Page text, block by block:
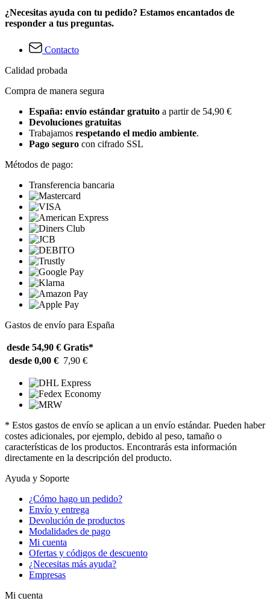
¿Necesitas ayuda con tu pedido? Estamos encantados de
responder a tus preguntas.
Contacto
Calidad probada
Compra de manera segura
España: envío estándar gratuito a partir de 54,90 €
Devoluciones gratuitas
Trabajamos respetando el medio ambiente.
Pago seguro con cifrado SSL
Métodos de pago:
Transferencia bancaria
Gastos de envío para España
desde 54,90 € Gratis*
desde 0,00 € 7,90 €
* Estos gastos de envío se aplican a un envío estándar. Pueden haber
costes adicionales, por ejemplo, debido al peso, tamaño o
características de los productos. Encontrarás esta información
directamente en la descripción del producto.
Ayuda y Soporte
¿Cómo hago un pedido?
Envío y entrega
Devolución de productos
Modalidades de pago
Mi cuenta
Ofertas y códigos de descuento
¿Necesitas más ayuda?
Empresas
Mi cuenta